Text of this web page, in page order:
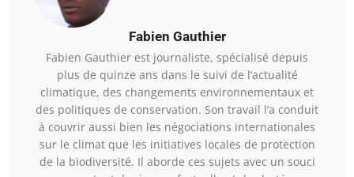
Fabien Gauthier
Fabien Gauthier est journaliste, spécialisé depuis
plus de quinze ans dans le suivi de l’actualité
climatique, des changements environnementaux et
des politiques de conservation. Son travail l’a conduit
à couvrir aussi bien les négociations internationales
sur le climat que les initiatives locales de protection
de la biodiversité. Il aborde ces sujets avec un souci